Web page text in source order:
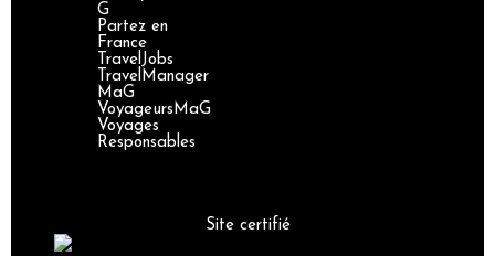
G
Partez en
France
TravelJobs
TravelManager
MaG
VoyageursMaG
Voyages
Responsables
Site certifié